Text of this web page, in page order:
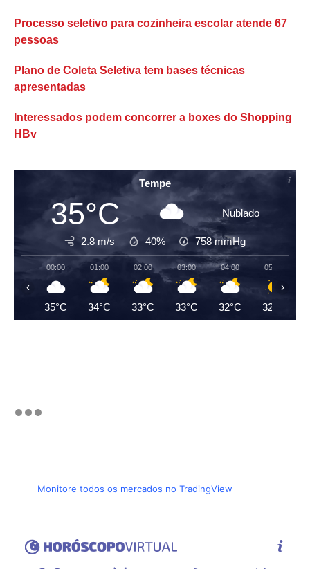
Processo seletivo para cozinheira escolar atende 67
pessoas
Plano de Coleta Seletiva tem bases técnicas
apresentadas
Interessados podem concorrer a boxes do Shopping
HBv
Tempe
35°C Nublado
2.8 m/s 40% 758mmHg
00:00
35°C
01:00
34°C
02:00
33°C
03:00
33°C
04:00
32°C
05:00
32°C
‹ ›
Monitore todos os mercados no TradingView